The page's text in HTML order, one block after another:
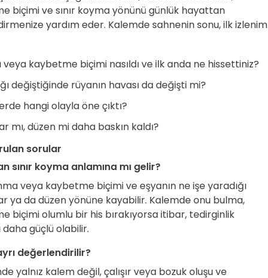
biçimi ve sınır koyma yönünü günlük hayattan
yardım eder. Kalemde sahnenin sonu, ilk izlenim
kaybetme biçimi nasıldı ve ilk anda ne hissettiniz?
değiştiğinde rüyanın havası da değişti mi?
hangi olayla öne çıktı?
mı, düzen mi daha baskın kaldı?
sorular
sınır koyma anlamına mı gelir?
veya kaybetme biçimi ve eşyanın ne işe yaradığı
ya da düzen yönüne kayabilir. Kalemde onu bulma,
biçimi olumlu bir his bırakıyorsa itibar, tedirginlik
güçlü olabilir.
değerlendirilir?
yalnız kalem değil, çalışır veya bozuk oluşu ve